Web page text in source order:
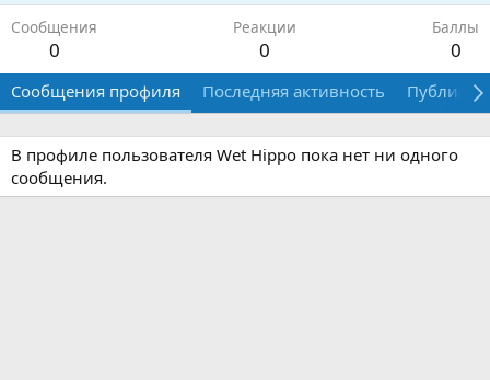
Сообщения
0
Реакции
0
Баллы
0
Сообщения профиля Последняя активность
В профиле пользователя Wet Hippo пока нет ни одного
сообщения.